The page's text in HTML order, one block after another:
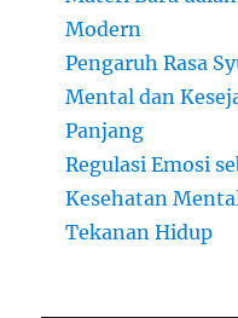
Modern
Pengaruh Rasa
Mental dan
Panjang
Regulasi Emosi
Kesehatan
Tekanan Hidup